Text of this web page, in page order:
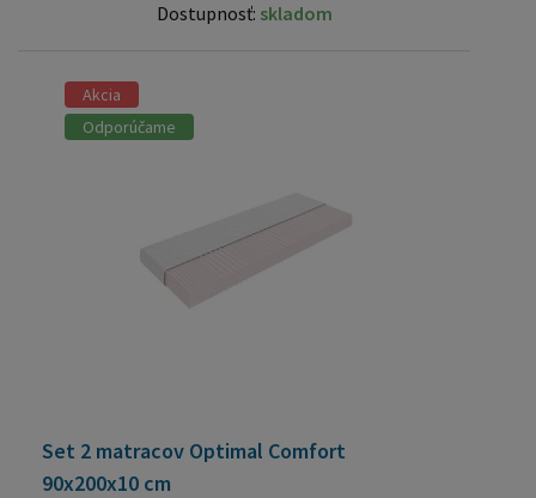
Dostupnosť: skladom
Akcia
Odporúčame
Set 2 matracov Optimal Comfort
90x200x10 cm